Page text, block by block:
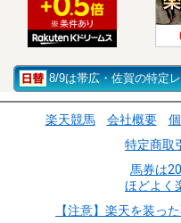
8/9は帯広・佐賀の特定
楽天競馬 会社概要
特定商取
馬券は
ほどよく
【注意】楽天を装っ